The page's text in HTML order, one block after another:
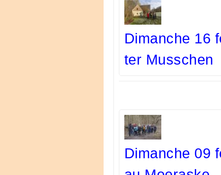
Dimanche 16
ter Musschen
Dimanche 09